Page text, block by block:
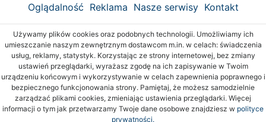
Oglądalność Reklama Nasze serwisy Kontakt
Używamy plików cookies oraz podobnych technologii. Umożliwiamy ich
umieszczanie naszym zewnętrznym dostawcom m.in. w celach: świadczenia
usług, reklamy, statystyk. Korzystając ze strony internetowej, bez zmiany
ustawień przeglądarki, wyrażasz zgodę na ich zapisywanie w Twoim
urządzeniu końcowym i wykorzystywanie w celach zapewnienia poprawnego i
bezpiecznego funkcjonowania strony. Pamiętaj, że możesz samodzielnie
zarządzać plikami cookies, zmieniając ustawienia przeglądarki. Więcej
informacji o tym jak przetwarzamy Twoje dane osobowe znajdziesz w polityce
prywatności.